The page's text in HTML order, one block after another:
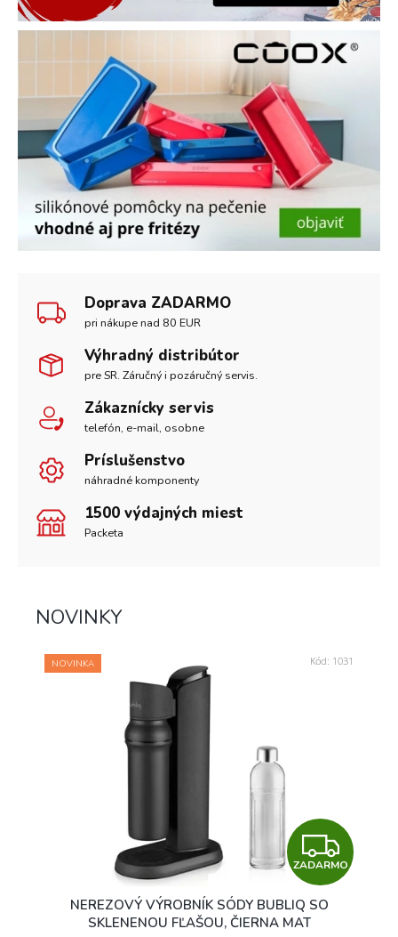
Doprava ZADARMO
pri nákupe nad 80 EUR
Výhradný distribútor
pre SR. Záručný i pozáručný servis.
Zákaznícky servis
telefón, e-mail, osobne
Príslušenstvo
náhradné komponenty
1500 výdajných miest
Packeta
NOVINKY
NOVINKA
Z
A
ZADARMO
NEREZOVÝ VÝROBNÍK SÓDY BUBLIQ SO
SKLENENOU FĽAŠOU, ČIERNA MAT
Kód: 1031